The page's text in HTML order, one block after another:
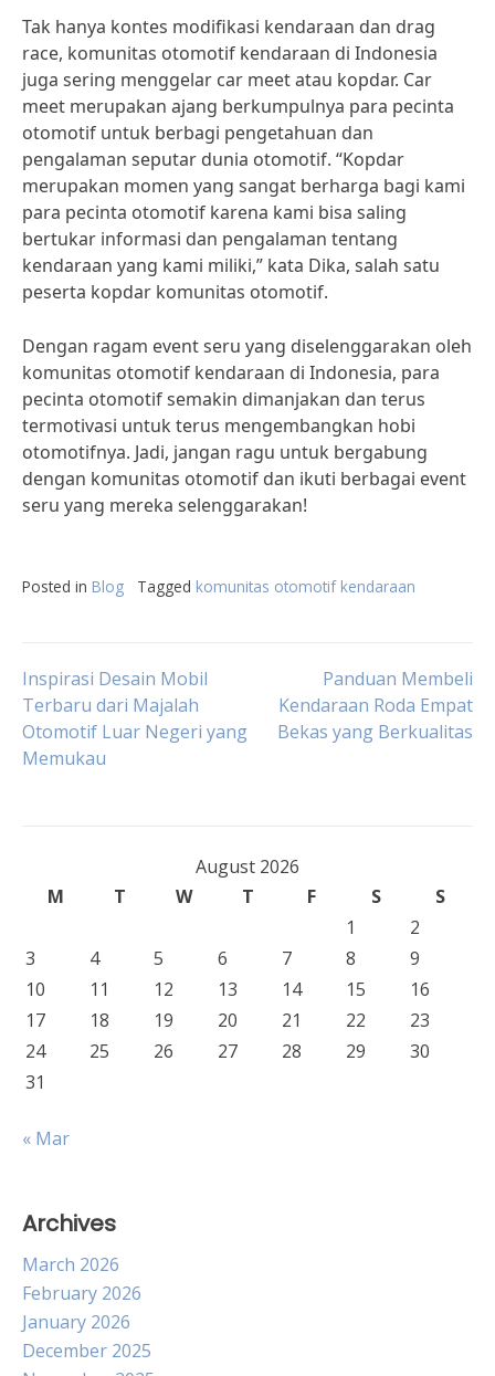
Tak hanya kontes modifikasi kendaraan dan drag
race, komunitas otomotif kendaraan di Indonesia
juga sering menggelar car meet atau kopdar. Car
meet merupakan ajang berkumpulnya para pecinta
otomotif untuk berbagi pengetahuan dan
pengalaman seputar dunia otomotif. “Kopdar
merupakan momen yang sangat berharga bagi kami
para pecinta otomotif karena kami bisa saling
bertukar informasi dan pengalaman tentang
kendaraan yang kami miliki,” kata Dika, salah satu
peserta kopdar komunitas otomotif.
Dengan ragam event seru yang diselenggarakan oleh
komunitas otomotif kendaraan di Indonesia, para
pecinta otomotif semakin dimanjakan dan terus
termotivasi untuk terus mengembangkan hobi
otomotifnya. Jadi, jangan ragu untuk bergabung
dengan komunitas otomotif dan ikuti berbagai event
seru yang mereka selenggarakan!
Posted in Blog Tagged komunitas otomotif kendaraan
Post
navigation
Inspirasi Desain Mobil
Terbaru dari Majalah
Otomotif Luar Negeri yang
Memukau
Panduan Membeli
Kendaraan Roda Empat
Bekas yang Berkualitas
August 2026
M
T W T F S
S
1
2
3
4 5 6 7 8
9
10
11 12 13 14 15
16
17
18 19 20 21 22
23
24
25 26 27 28 29
30
31
« Mar
Archives
March 2026
February 2026
January 2026
December 2025